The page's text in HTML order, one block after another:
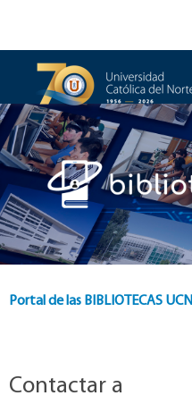
Portal de las BIBLIOTECAS UCN
Contactar a